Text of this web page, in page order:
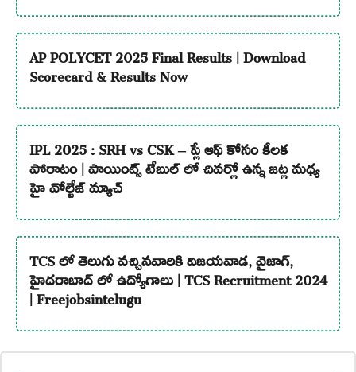
AP POLYCET 2025 Final Results | Download
Scorecard & Results Now
IPL 2025 : SRH vs CSK – ప్లే ఆఫ్ కోసం కీలక
పోరాటం | పాయింట్స్ టేబుల్ లో చివర్లో ఉన్న జట్ల మధ్య
హై వోల్టేజ్ మ్యాచ్
TCS లో తెలుగు వచ్చినవారికి విజయవాడ, వైజాగ్,
హైదరాబాద్ లో ఉద్యోగాలు | TCS Recruitment 2024
| Freejobsintelugu